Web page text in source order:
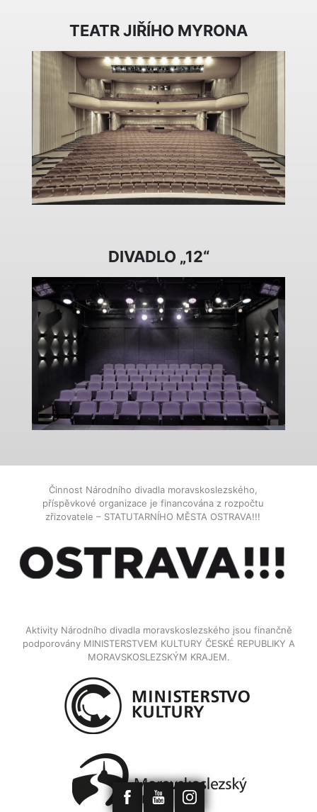
TEATR JIŘÍHO MYRONA
DIVADLO „12“
Činnost Národního divadla moravskoslezského,
příspěvkové organizace je financována z rozpočtu
zřizovatele – STATUTARNÍHO MĚSTA OSTRAVA!!!
Aktivity Národního divadla moravskoslezského jsou finančně
podporovány MINISTERSTVEM KULTURY ČESKÉ REPUBLIKY A
MORAVSKOSLEZSKÝM KRAJEM.